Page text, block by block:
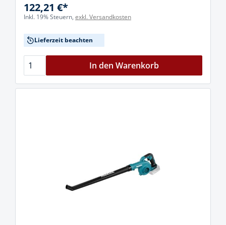
122,21 €*
Inkl. 19% Steuern, exkl. Versandkosten
Lieferzeit beachten
In den Warenkorb